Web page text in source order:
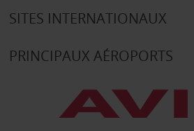
SITES INTERNATIONAUX
PRINCIPAUX AÉROPORTS